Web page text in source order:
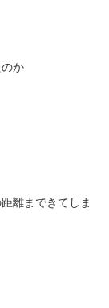
か
離まできてしま